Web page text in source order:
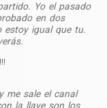
Yo el pasado
en dos
estoy igual que tu.
l!!!
me sale el canal
la llave son los